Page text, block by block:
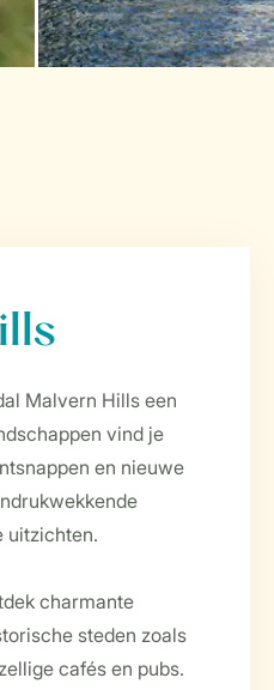
Malvern Hills een
vind je
en nieuwe
uitzichten.
charmante
steden zoals
cafés en pubs.